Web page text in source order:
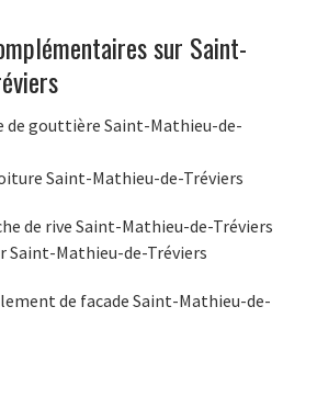
sur Saint-
de gouttière Saint-Mathieu-de-
Saint-Mathieu-de-Tréviers
de rive Saint-Mathieu-de-Tréviers
Saint-Mathieu-de-Tréviers
de facade Saint-Mathieu-de-